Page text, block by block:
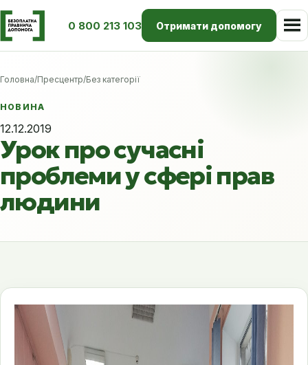
0 800 213 103 Отримати допомогу
Головна/Пресцентр/Без категорії
НОВИНА
12.12.2019
Урок про сучасні
проблеми у сфері прав
людини